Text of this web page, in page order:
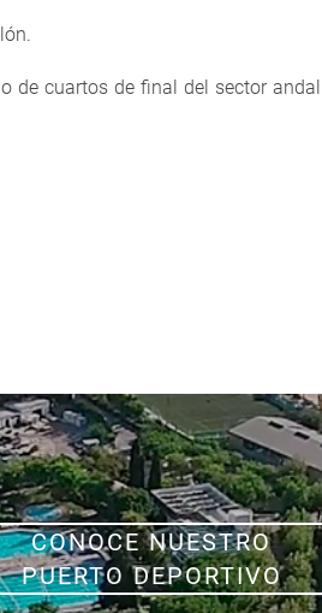
de cuartos de final del sector
CONOCE NUESTRO
PUERTO DEPORTIVO